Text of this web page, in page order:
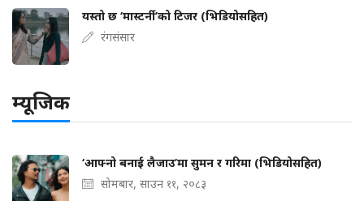
यस्तो छ ‘मास्टर्नी’को टिजर (भिडियोसहित)
रंगसंसार
म्यूजिक
‘आफ्नो बनाई लैजाउ’मा सुमन र गरिमा (भिडियोसहित)
सोमबार, साउन ११, २०८३